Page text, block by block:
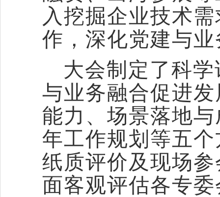
入挖掘企业技术
作，深化党建与
大会制定了科
与业务融合促进
能力、场景落地
年工作规划等五
纸质评价及现场
面客观评估各专